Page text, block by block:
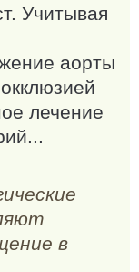
Учитывая
аорты
лечение
в